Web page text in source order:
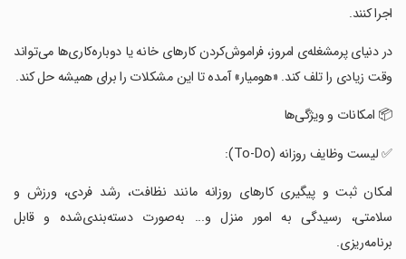
اجرا کنند.
‏در دنیای پرمشغله‌ی امروز، فراموش‌کردن کارهای خانه یا دوباره‌کاری‌ها می‌تواند
وقت زیادی را تلف کند. «هومیار» آمده تا این مشکلات را برای همیشه حل کند.
‏📦 امکانات و ویژگی‌ها
‏✅ لیست وظایف روزانه (To-Do):
‏امکان ثبت و پیگیری کارهای روزانه مانند نظافت، رشد فردی، ورزش و
سلامتی، رسیدگی به امور منزل و... به‌صورت دسته‌بندی‌شده و قابل
برنامه‌ریزی.